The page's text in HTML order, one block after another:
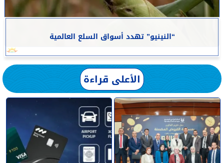
“النينيو” تهدد أسواق السلع العالمية
الأعلى قراءة